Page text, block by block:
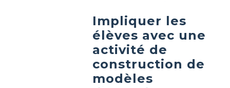
Impliquer les
élèves avec une
activité de
construction de
modèles